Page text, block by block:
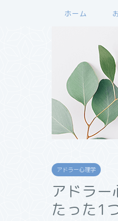
ホーム
アドラー心理学
アドラ
たった1